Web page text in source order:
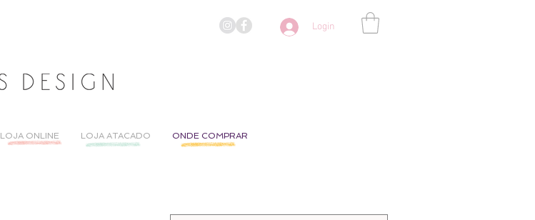
Login
LOJA ONLINE LOJA ATACADO ONDE COMPRAR